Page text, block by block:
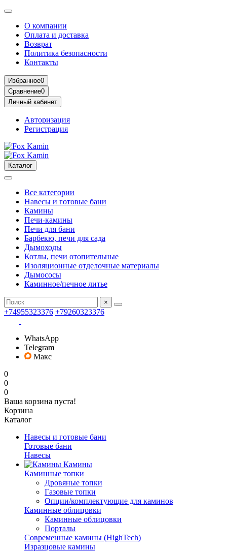
О компании
Оплата и доставка
Возврат
Политика безопасности
Контакты
Избранное0
Сравнение0
Личный кабинет
Авторизация
Регистрация
Каталог
Все категории
Навесы и готовые бани
Камины
Печи-камины
Печи для бани
Барбекю, печи для сада
Дымоходы
Котлы, печи отопительные
Изоляционные отделочные материалы
Дымососы
Каминное/печное литье
×
+74955323376 +79260323376
WhatsApp
Telegram
Макс
0
0
0
Ваша корзина пуста!
Корзина
Каталог
Навесы и готовые бани
Готовые бани
Навесы
Камины
Каминные топки
Дровяные топки
Газовые топки
Опции/комплектующие для каминов
Каминные облицовки
Каминные облицовки
Порталы
Современные камины (HighTech)
Изразцовые камины